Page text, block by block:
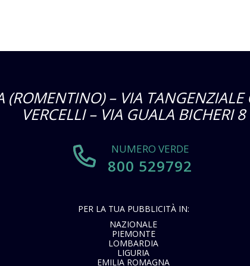
(ROMENTINO) – VIA TANGENZIALE
VERCELLI – VIA GUALA BICHERI 8
NUMERO VERDE
800 529792
PER LA TUA PUBBLICITÀ IN:
NAZIONALE
PIEMONTE
LOMBARDIA
LIGURIA
EMILIA ROMAGNA